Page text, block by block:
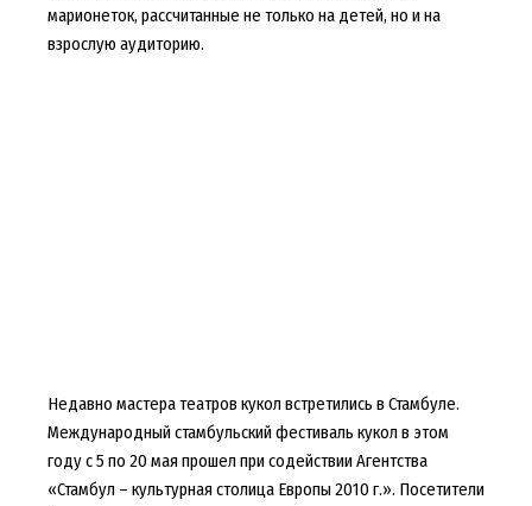
марионеток, рассчитанные не только на детей, но и на
взрослую аудиторию.
Недавно мастера театров кукол встретились в Стамбуле.
Международный стамбульский фестиваль кукол в этом
году с 5 по 20 мая прошел при содействии Агентства
«Стамбул – культурная столица Европы 2010 г.». Посетители